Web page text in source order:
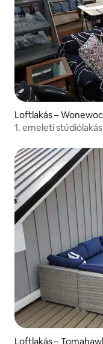
Loftlakás – Wonewoc
1. emeleti
Loftlakás –